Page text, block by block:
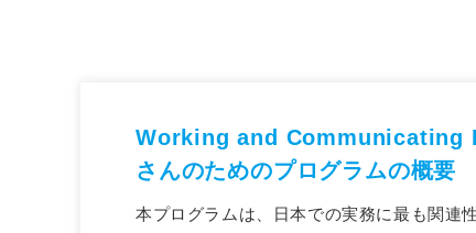
Working and Communicating
さんのためのプログラムの概要
本プログラムは、日本での実務に最も関連